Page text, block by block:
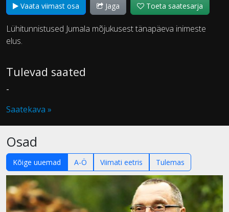
Vaata viimast osa Jaga Toeta saatesarja
Lühitunnistused Jumala mõjukusest tänapäeva inimeste
elus.
Tulevad saated
-
Saatekava »
Osad
Kõige uuemad A-Ö Viimati eetris Tulemas